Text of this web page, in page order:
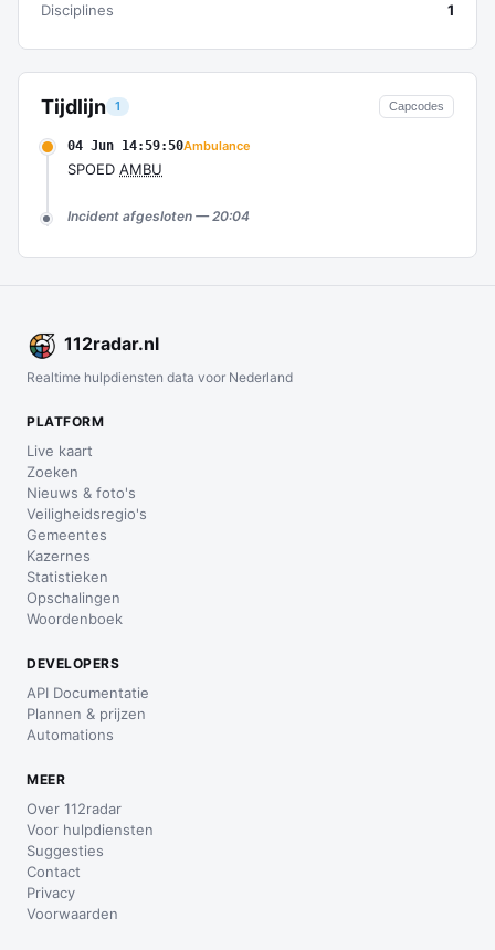
Tijdlijn 1 Capcodes
04 Jun 14:59:50Ambulance
SPOED AMBU
Incident afgesloten — 20:04
Disciplines
1
112radar.nl
Realtime hulpdiensten data voor Nederland
PLATFORM
Live kaart
Zoeken
Nieuws & foto's
Veiligheidsregio's
Gemeentes
Kazernes
Statistieken
Opschalingen
Woordenboek
DEVELOPERS
API Documentatie
Plannen & prijzen
Automations
MEER
Over 112radar
Voor hulpdiensten
Suggesties
Contact
Privacy
Voorwaarden